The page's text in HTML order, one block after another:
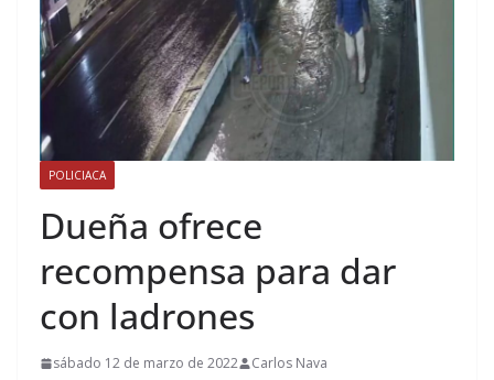
POLICIACA
Dueña ofrece
recompensa para dar
con ladrones
sábado 12 de marzo de 2022 Carlos Nava